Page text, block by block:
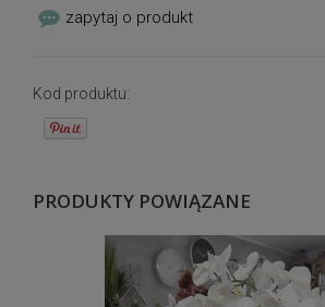
zapytaj o produkt
Kod produktu:
PRODUKTY POWIĄZANE